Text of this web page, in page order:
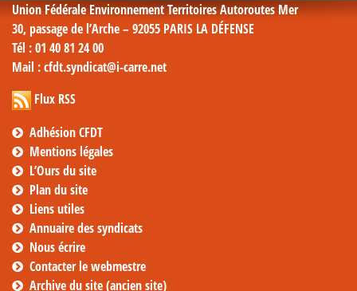
Union Fédérale Environnement Territoires Autoroutes Mer
30, passage de l’Arche – 92055 PARIS LA DÉFENSE
Tél : 01 40 81 24 00
Mail : cfdt.syndicat@i-carre.net
Flux RSS
Adhésion CFDT
Mentions légales
L’Ours du site
Plan du site
Liens utiles
Annuaire des syndicats
Nous écrire
Contacter le webmestre
Archive du site (ancien site)